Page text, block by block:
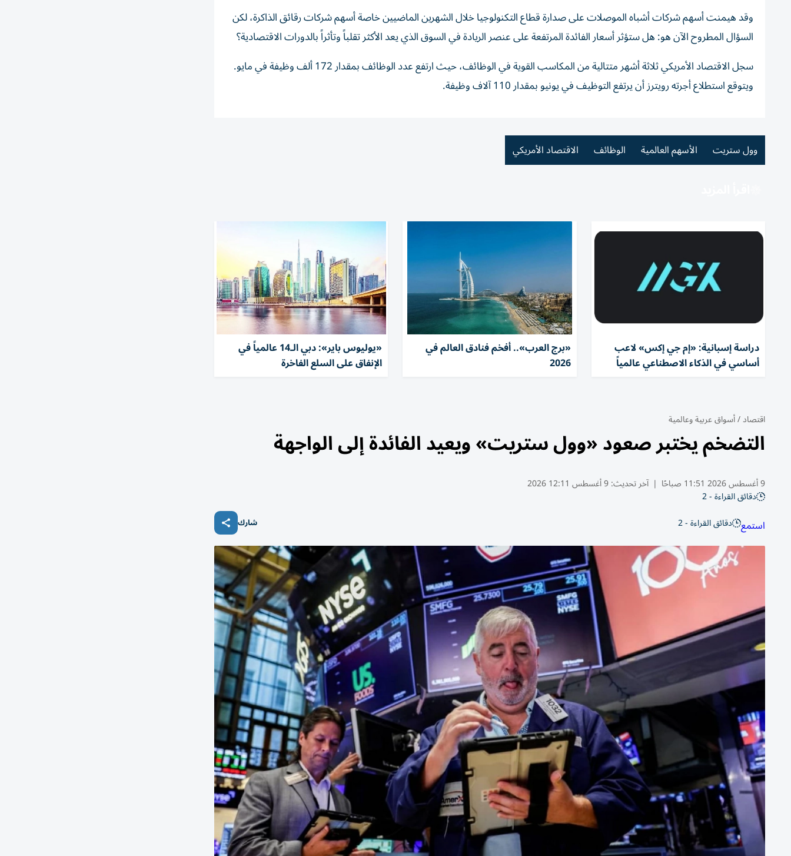
وقد هيمنت أسهم شركات أشباه الموصلات على صدارة قطاع التكنولوجيا خلال الشهرين الماضيين خاصة أسهم شركات رقائق الذاكرة، لكن
السؤال المطروح الآن هو: هل ستؤثر أسعار الفائدة المرتفعة على عنصر الريادة في السوق الذي يعد الأكثر تقلباً وتأثراً بالدورات الاقتصادية؟
سجل الاقتصاد الأمريكي ثلاثة أشهر متتالية من المكاسب القوية في الوظائف، حيث ارتفع عدد الوظائف بمقدار 172 ألف وظيفة في مايو.
ويتوقع استطلاع أجرته رويترز أن يرتفع التوظيف في يونيو بمقدار 110 آلاف وظيفة.
وول ستريت الأسهم العالمية الوظائف الاقتصاد الأمريكي
دراسة إسبانية: «إم جي إكس» لاعب
أساسي في الذكاء الاصطناعي عالمياً
«برج العرب».. أفخم فنادق العالم في
2026
«يوليوس باير»: دبي الـ14 عالمياً في
الإنفاق على السلع الفاخرة
اقتصاد/أسواق عربية وعالمية
التضخم يختبر صعود «وول ستريت» ويعيد الفائدة إلى الواجهة
9 أغسطس 2026 11:51 صباحًا | آخر تحديث:9 أغسطس 12:11 2026
دقائق القراءة - 2
استمع دقائق القراءة - 2 شارك